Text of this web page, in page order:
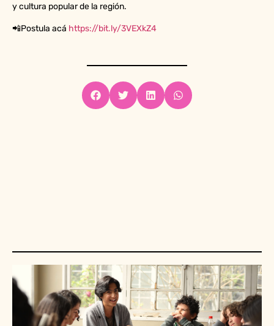
y cultura popular de la región.
📲Postula acá https://bit.ly/3VEXkZ4